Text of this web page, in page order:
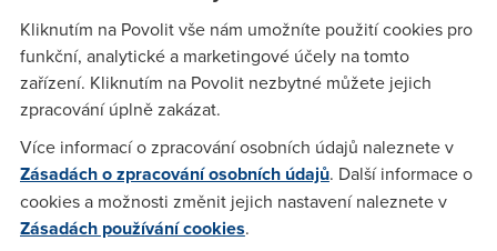
fazole, hned bych si nalistoval odpověď v hlavě.
Napadá mne však, že třeba školy by musely mít
nainstalované rušičky internetového signálu do hlavy. To by
Wikipedii, takže by všichni sice měli jedničky, ale věděli by
za kuli.
Také by se mi internet v hlavě hodil třeba na zastávce, kde
Kliknutím na Povolit vše nám umožníte použití cookies pro
funkční, analytické a marketingové účely na tomto
zařízení. Kliknutím na Povolit nezbytné můžete jejich
zpracování úplně zakázat.
Více informací o zpracování osobních údajů naleznete v
Zásadách o zpracování osobních údajů. Další informace o
cookies a možnosti změnit jejich nastavení naleznete v
Zásadách používání cookies.